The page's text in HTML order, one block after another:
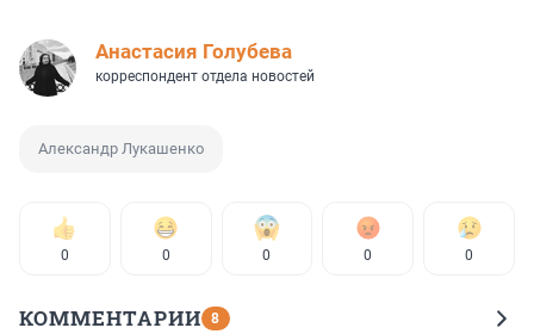
Анастасия Голубева
корреспондент отдела новостей
Александр Лукашенко
0 0 0 0 0
КОММЕНТАРИИ 8